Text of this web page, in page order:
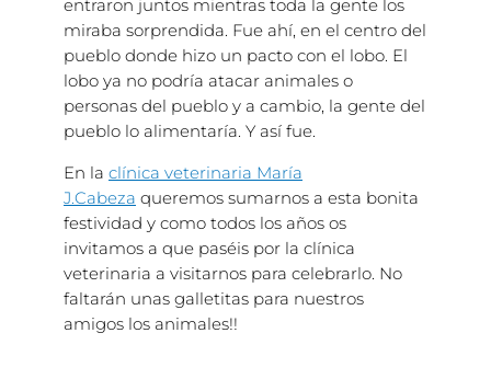
entraron juntos mientras toda la gente los
miraba sorprendida. Fue ahí, en el centro del
pueblo donde hizo un pacto con el lobo. El
lobo ya no podría atacar animales o
personas del pueblo y a cambio, la gente del
pueblo lo alimentaría. Y así fue.
En la clínica veterinaria María
J.Cabeza queremos sumarnos a esta bonita
festividad y como todos los años os
invitamos a que paséis por la clínica
veterinaria a visitarnos para celebrarlo. No
faltarán unas galletitas para nuestros
amigos los animales!!